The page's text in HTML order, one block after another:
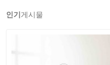
인기 게시물